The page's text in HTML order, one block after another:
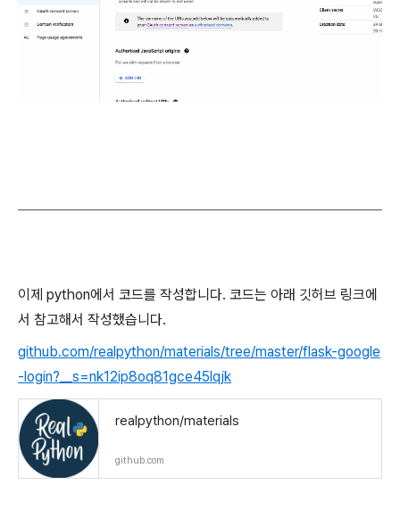
이제 python에서 코드를 작성합니다. 코드는 아래 깃허브 링크에
서 참고해서 작성했습니다.
github.com/realpython/materials/tree/master/flask-google
-login?__s=nk12ip8oq81gce45lqjk
realpython/materials
github.com